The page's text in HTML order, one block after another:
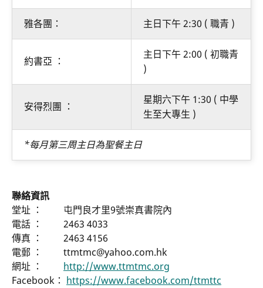
雅各團： 主日下午 2:30 ( 職青 )
約書亞 ：
主日下午 2:00 ( 初職青
)
安得烈團 ：
星期六下午 1:30 ( 中學
生至大專生 )
*每月第三周主日為聖餐主日
聯絡資訊
堂址 ： 屯門良才里9號崇真書院內
電話 ： 2463 4033
傳真 ： 2463 4156
電郵 ： ttmtmc@yahoo.com.hk
網址 ： http://www.ttmtmc.org
Facebook： https://www.facebook.com/ttmttc